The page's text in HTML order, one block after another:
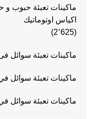
ماكينات تعبئة حبوب و
اكياس اوتوماتيك
(2٬625)
ماكينات تعبئة سوائل
ماكينات تعبئة سوائل
ماكينات تعبئة سوائل